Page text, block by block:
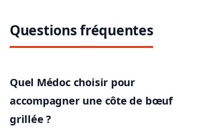
Questions fréquentes
Quel Médoc choisir pour
accompagner une côte de bœuf
grillée ?